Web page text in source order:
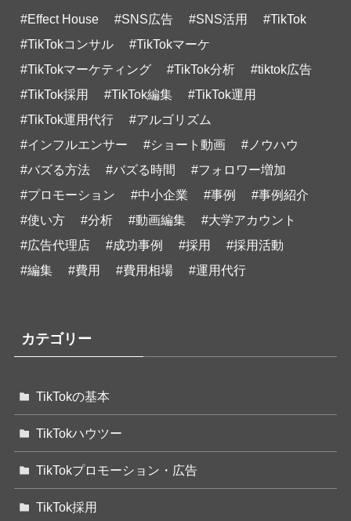
#Effect House #SNS広告 #SNS活用
#TikTok
#TikTokコンサル
#TikTokマーケ
#TikTokマーケティング
#TikTok分析
#tiktok広告
#TikTok採用
#TikTok編集
#TikTok運用
#TikTok運用代行
#アルゴリズム
#インフルエンサー
#ショート動画
#ノウハウ
#バズる方法
#バズる時間
#フォロワー増加
#プロモーション
#中小企業 #事例
#事例紹介
#使い方
#分析 #動画編集
#大学アカウント
#広告代理店
#成功事例 #採用
#採用活動
#編集
#費用 #費用相場 #運用代行
カテゴリー
TikTokの基本
TikTokハウツー
TikTokプロモーション・広告
TikTok採用